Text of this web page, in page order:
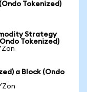
Tokenized)
Strategy
Tokenized)
a Block (Ondo